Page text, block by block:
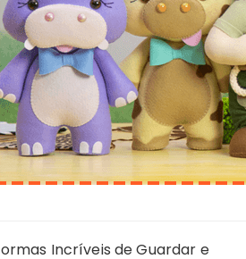
Incríveis de Guardar e